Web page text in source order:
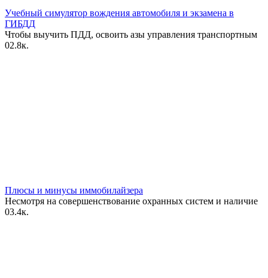
Учебный симулятор вождения автомобиля и экзамена в
ГИБДД
Чтобы выучить ПДД, освоить азы управления транспортным
02.8к.
Плюсы и минусы иммобилайзера
Несмотря на совершенствование охранных систем и наличие
03.4к.